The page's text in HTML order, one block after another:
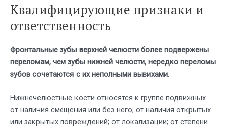
Квалифицирующие признаки и
ответственность
Фронтальные зубы верхней челюсти более подвержены
переломам, чем зубы нижней челюсти, нередко переломы
зубов сочетаются с их неполными вывихами.
Нижнечелюстные кости относятся к группе подвижных.
от наличия смещения или без него; от наличия открытых
или закрытых повреждений; от локализации; от степени